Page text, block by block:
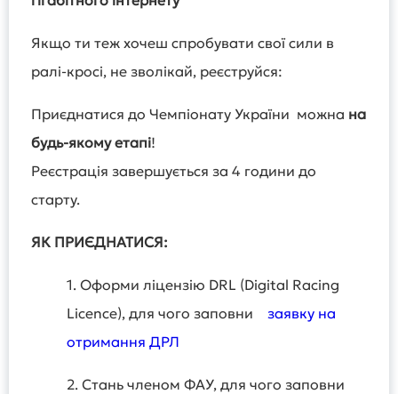
Якщо ти теж хочеш спробувати свої сили в
ралі-кросі, не зволікай, реєструйся:
Приєднатися до Чемпіонату України можна на
будь-якому етапі!
Реєстрація завершується за 4 години до
старту.
ЯК ПРИЄДНАТИСЯ:
1. Оформи ліцензію DRL (Digital Racing
Licence), для чого заповни заявку на
отримання ДРЛ
2. Стань членом ФАУ, для чого заповни